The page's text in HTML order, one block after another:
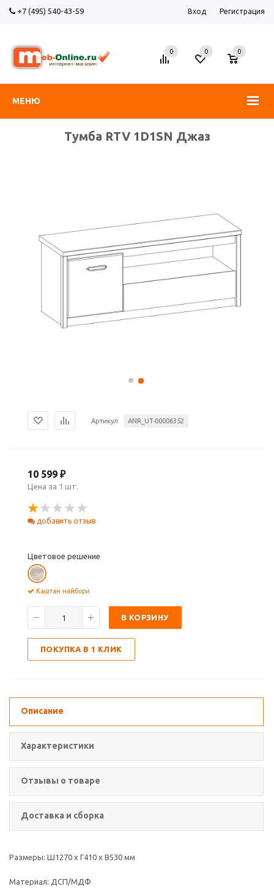
+7 (495) 540-43-59 Вход Регистрация
МЕНЮ
0 0
0
Тумба RTV 1D1SN Джаз
Артикул ANR_UT-00006352
10 599 ₽
Цена за 1 шт.
добавить отзыв
Цветовое решение
Каштан найбори
В КОРЗИНУ
ПОКУПКА В 1 КЛИК
Описание
Характеристики
Отзывы о товаре
Доставка и сборка
Размеры: Ш1270 х Г410 х В530 мм
Материал: ДСП/МДФ